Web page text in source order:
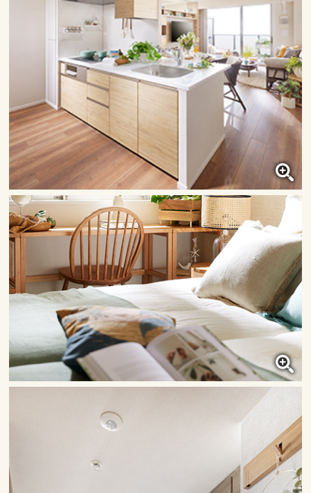
キッチン
クリックすると大きな画像で
ご覧いただけます。
クリックすると大きな画像で